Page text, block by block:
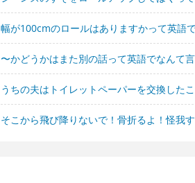
幅が100cmのロールはありますかって英語
〜かどうかはまた別の話って英語でなんて
うちの夫はトイレットペーパーを交換した
そこから飛び降りないで！骨折るよ！怪我